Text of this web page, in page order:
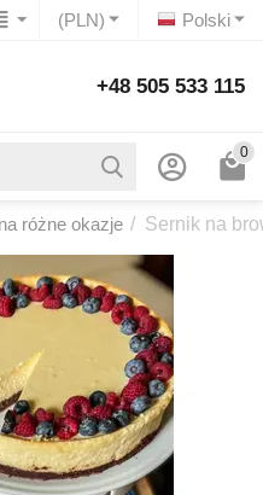
Polski
(PLN)
+48 505 533 115
0
różne okazje / Sernik na